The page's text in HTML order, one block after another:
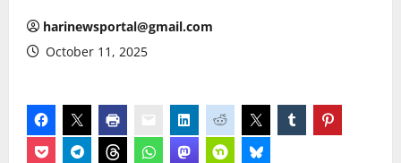
harinewsportal@gmail.com
October 11, 2025